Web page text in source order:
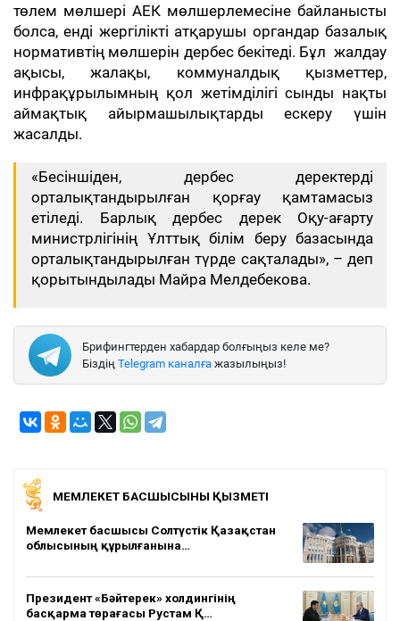
төлем мөлшері АЕК мөлшерлемесіне байланысты
болса, енді жергілікті атқарушы органдар базалық
нормативтің мөлшерін дербес бекітеді. Бұл жалдау
ақысы, жалақы, коммуналдық қызметтер,
инфрақұрылымның қол жетімділігі сынды нақты
аймақтық айырмашылықтарды ескеру үшін
жасалды.
«Бесіншіден, дербес деректерді
орталықтандырылған қорғау қамтамасыз
етіледі. Барлық дербес дерек Оқу-ағарту
министрлігінің Ұлттық білім беру базасында
орталықтандырылған түрде сақталады», – деп
қорытындылады Майра Мелдебекова.
Брифингтерден хабардар болғыңыз келе ме?
Біздің Telegram каналға жазылыңыз!
МЕМЛЕКЕТ БАСШЫСЫНЫҢ ҚЫЗМЕТІ
Мемлекет басшысы Солтүстік Қазақстан
облысының құрылғанына…
Президент «Бәйтерек» холдингінің
басқарма төрағасы Рустам Қ…